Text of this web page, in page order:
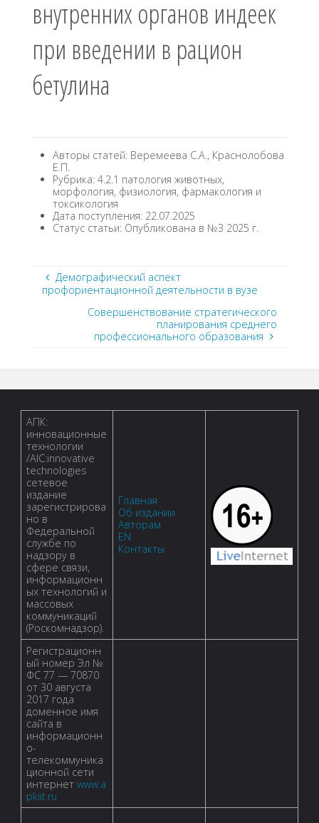
внутренних органов индеек
при введении в рацион
бетулина
Авторы статей: Веремеева С.А., Краснолобова
Е.П.
Рубрика: 4.2.1 патология животных,
морфология, физиология, фармакология и
токсикология
Дата поступления: 22.07.2025
Статус статьи: Опубликована в №3 2025 г.
Демографический аспект
профориентационной деятельности в вузе
Совершенствование стратегического
планирования среднего
профессионального образования
АПК:
инновационные
технологии
/AIC:innovative
technologies
сетевое
издание
зарегистрирова
но в
Федеральной
службе по
надзору в
сфере связи,
информационн
ых технологий и
массовых
коммуникаций
(Роскомнадзор).
Главная
Об издании
Авторам
EN
Контакты
Регистрационн
ый номер Эл №
ФС 77 — 70870
от 30 августа
2017 года
доменное имя
сайта в
информационн
о-
телекоммуника
ционной сети
интернет www.a
pkiit.ru